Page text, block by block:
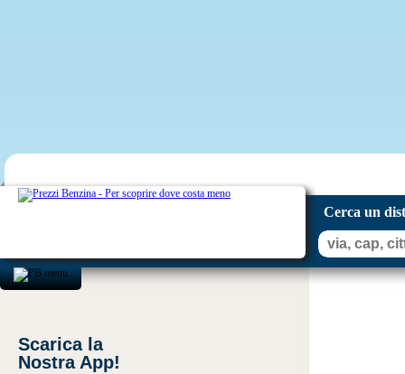
Cerca un
Scarica la
Nostra App!